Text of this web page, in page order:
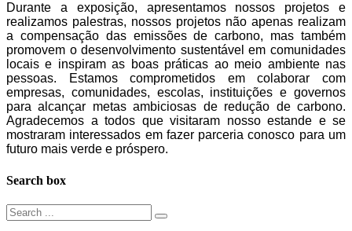
Durante a exposição, apresentamos nossos projetos e
realizamos palestras, nossos projetos não apenas realizam
a compensação das emissões de carbono, mas também
promovem o desenvolvimento sustentável em comunidades
locais e inspiram as boas práticas ao meio ambiente nas
pessoas. Estamos comprometidos em colaborar com
empresas, comunidades, escolas, instituições e governos
para alcançar metas ambiciosas de redução de carbono.
Agradecemos a todos que visitaram nosso estande e se
mostraram interessados em fazer parceria conosco para um
futuro mais verde e próspero.
Search box